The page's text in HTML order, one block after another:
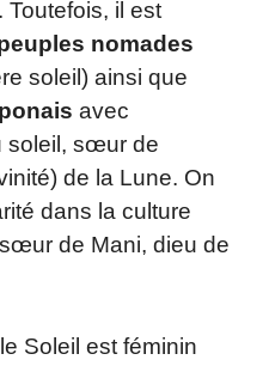
. Toutefois, il est
nomades
soleil) ainsi que
avec
soleil, sœur de
de la Lune. On
dans la culture
de Mani, dieu de
Soleil est féminin